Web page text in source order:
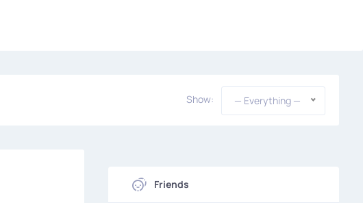
Show: — Everything —
Friends